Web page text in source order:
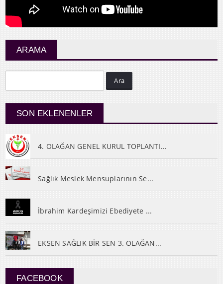
ARAMA
Ara
SON EKLENENLER
4. OLAĞAN GENEL KURUL TOPLANTI...
Sağlık Meslek Mensuplarının Se...
İbrahim Kardeşimizi Ebediyete ...
EKSEN SAĞLIK BİR SEN 3. OLAĞAN...
FACEBOOK